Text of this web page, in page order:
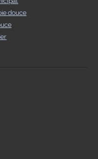
douce